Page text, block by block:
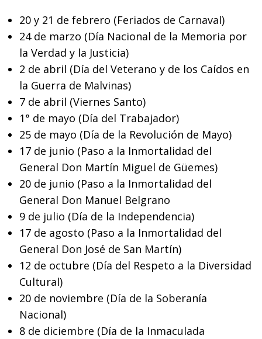
20 y 21 de febrero (Feriados de Carnaval)
24 de marzo (Día Nacional de la Memoria por
la Verdad y la Justicia)
2 de abril (Día del Veterano y de los Caídos en
la Guerra de Malvinas)
7 de abril (Viernes Santo)
1° de mayo (Día del Trabajador)
25 de mayo (Día de la Revolución de Mayo)
17 de junio (Paso a la Inmortalidad del
General Don Martín Miguel de Güemes)
20 de junio (Paso a la Inmortalidad del
General Don Manuel Belgrano
9 de julio (Día de la Independencia)
17 de agosto (Paso a la Inmortalidad del
General Don José de San Martín)
12 de octubre (Día del Respeto a la Diversidad
Cultural)
20 de noviembre (Día de la Soberanía
Nacional)
8 de diciembre (Día de la Inmaculada